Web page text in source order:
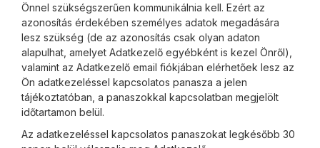
Önnel szükségszerűen kommunikálnia kell. Ezért az
azonosítás érdekében személyes adatok megadására
lesz szükség (de az azonosítás csak olyan adaton
alapulhat, amelyet Adatkezelő egyébként is kezel Önről),
valamint az Adatkezelő email fiókjában elérhetőek lesz az
Ön adatkezeléssel kapcsolatos panasza a jelen
tájékoztatóban, a panaszokkal kapcsolatban megjelölt
időtartamon belül.
Az adatkezeléssel kapcsolatos panaszokat legkésőbb 30